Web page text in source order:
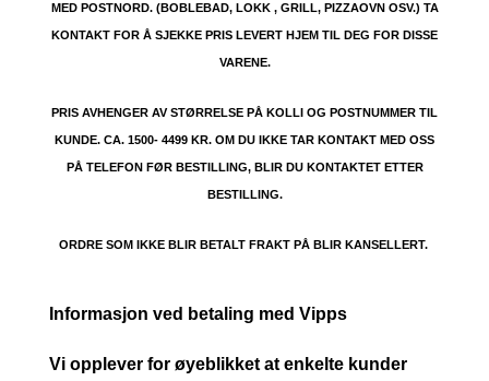
MED POSTNORD. (BOBLEBAD, LOKK , GRILL, PIZZAOVN OSV.) TA
KONTAKT FOR Å SJEKKE PRIS LEVERT HJEM TIL DEG FOR DISSE
VARENE.
PRIS AVHENGER AV STØRRELSE PÅ KOLLI OG POSTNUMMER TIL
KUNDE. CA. 1500- 4499 KR. OM DU IKKE TAR KONTAKT MED OSS
PÅ TELEFON FØR BESTILLING, BLIR DU KONTAKTET ETTER
BESTILLING.
ORDRE SOM IKKE BLIR BETALT FRAKT PÅ BLIR KANSELLERT.
Informasjon ved betaling med Vipps
Vi opplever for øyeblikket at enkelte kunder